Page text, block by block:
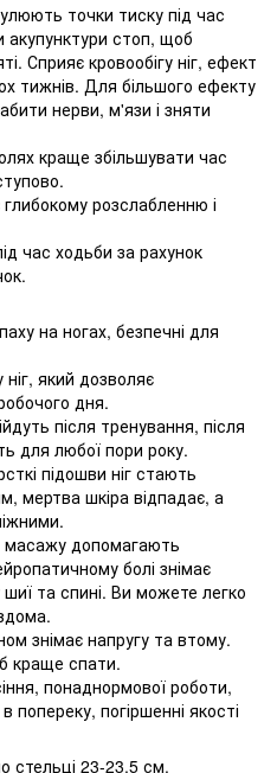
точки тиску під час
акупунктури стоп, щоб
Сприяє кровообігу ніг, ефект
тижнів. Для більшого ефекту
нерви, м'язи і зняти
краще збільшувати час
розслабленню і
час ходьби за рахунок
на ногах, безпечні для
який дозволяє
дня.
після тренування, після
для любої пори року.
підошви ніг стають
мертва шкіра відпадає, а
масажу допомагають
болі знімає
шиї та спині. Ви можете легко
знімає напругу та втому.
краще спати.
понаднормової роботи,
попереку, погіршенні якості
стельці 23-23.5 см.